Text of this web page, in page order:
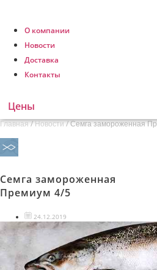
О компании
Новости
Доставка
Контакты
Цены
Главная/Новости/Семга замороженная
Семга замороженная
Премиум 4/5
24.12.2019